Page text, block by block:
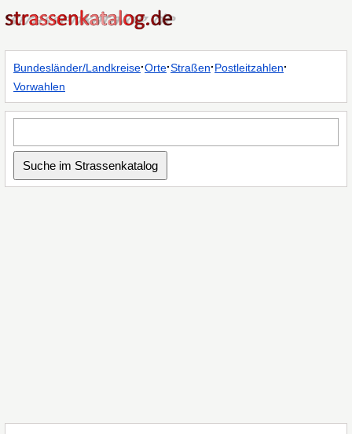
Bundesländer/Landkreise·Orte·Straßen·Postleitzahlen·
Vorwahlen